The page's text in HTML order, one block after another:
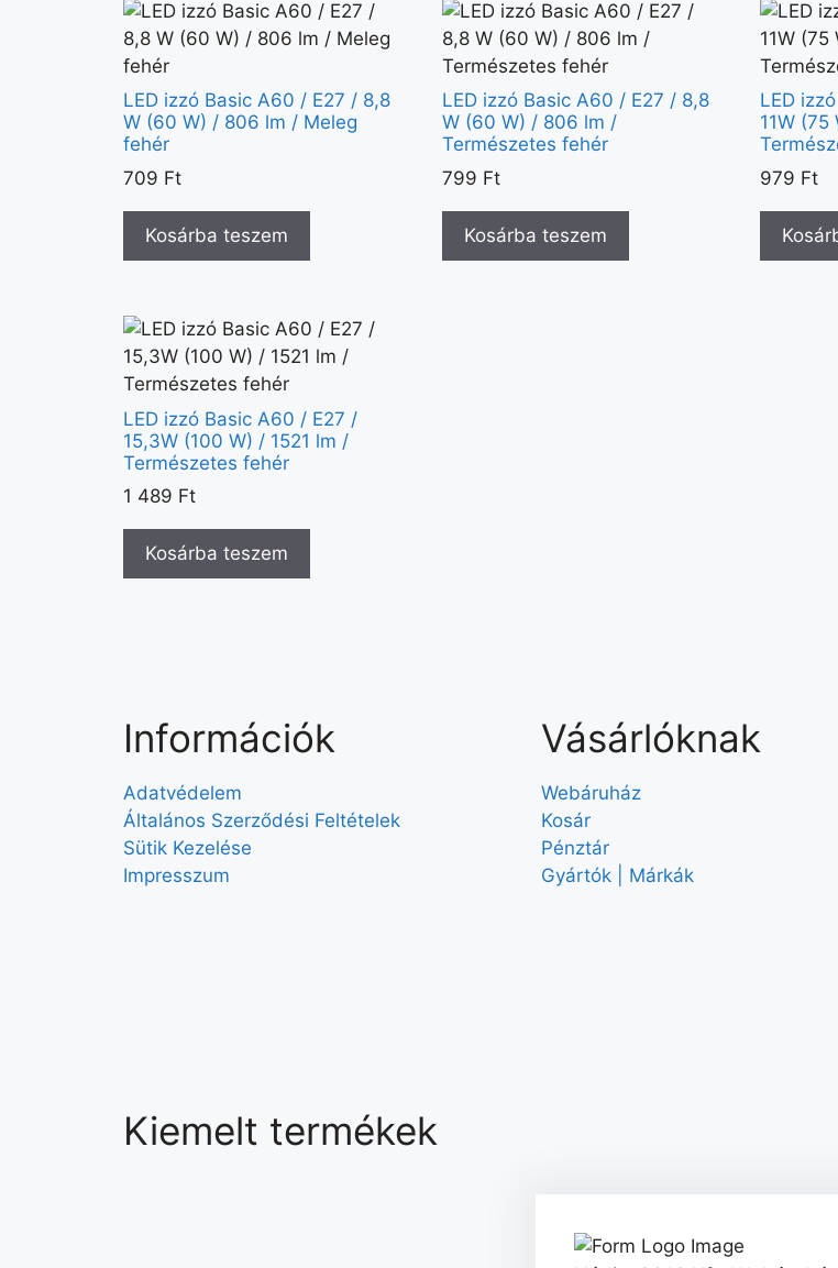
LED izzó Basic A60 / E27 / 8,8
W (60 W) / 806 lm / Meleg
fehér
709 Ft
Kosárba teszem
LED izzó Basic A60 / E27 / 8,8
W (60 W) / 806 lm /
Természetes fehér
799 Ft
Kosárba teszem
LED
11W
979 Ft
LED izzó Basic A60 / E27 /
15,3W (100 W) / 1521 lm /
Természetes fehér
1 489 Ft
Kosárba teszem
Információk
Adatvédelem
Általános Szerződési Feltételek
Sütik Kezelése
Impresszum
Vásárlóknak
Webáruház
Kosár
Pénztár
Gyártók | Márkák
Kiemelt termékek